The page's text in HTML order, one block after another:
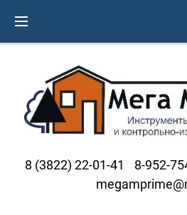
8 (3822) 22-01-41
8-952-